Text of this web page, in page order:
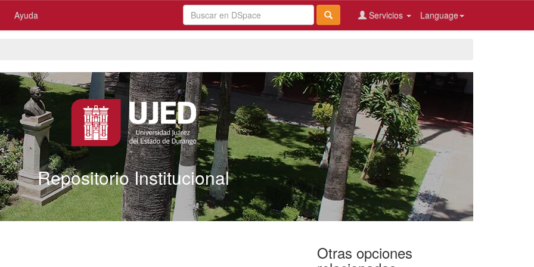
Ayuda Language
Servicios
Repositorio Institucional
Otras opciones